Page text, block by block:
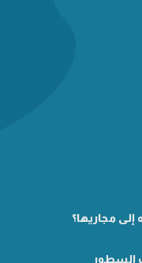
مجاريها؟
السطور